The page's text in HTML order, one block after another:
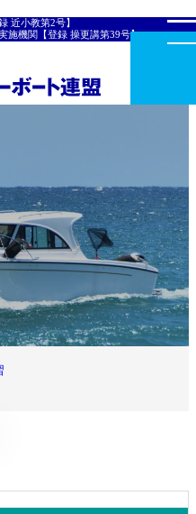
近小教第2号】
施機関【登録 操更講第39号】